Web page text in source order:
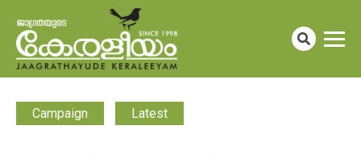
Campaign Latest